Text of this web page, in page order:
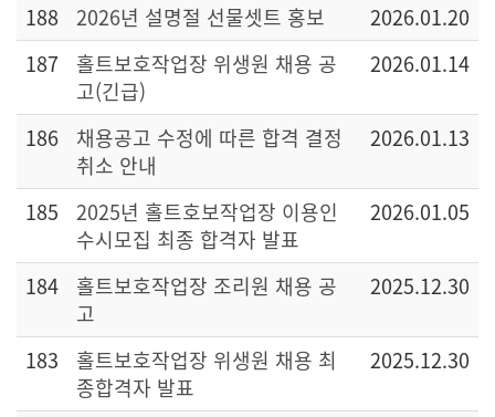
188 2026년 설명절 선물셋트 홍보
2026.01.20
187
홀트보호작업장 위생원 채용 공
고(긴급)
2026.01.14
186
채용공고 수정에 따른 합격 결정
취소 안내
2026.01.13
185
2025년 홀트호보작업장 이용인
수시모집 최종 합격자 발표
2026.01.05
184
홀트보호작업장 조리원 채용 공
고
2025.12.30
183
홀트보호작업장 위생원 채용 최
종합격자 발표
2025.12.30